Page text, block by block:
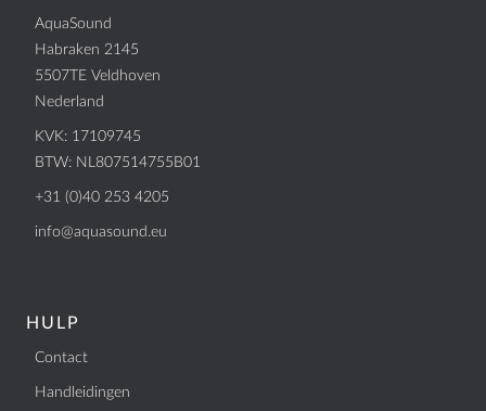
AquaSound
Habraken 2145
5507TE Veldhoven
Nederland
KVK: 17109745
BTW: NL807514755B01
+31 (0)40 253 4205
info@aquasound.eu
HULP
Contact
Handleidingen